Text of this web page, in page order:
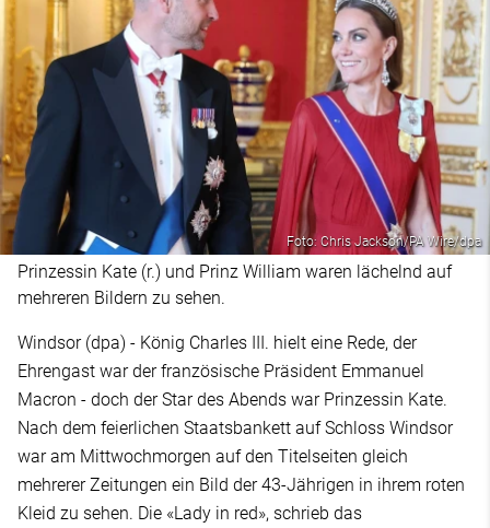
Foto: Chris Jackson/PA Wire/dpa
Prinzessin Kate (r.) und Prinz William waren lächelnd auf
mehreren Bildern zu sehen.
Windsor (dpa) - König Charles III. hielt eine Rede, der
Ehrengast war der französische Präsident Emmanuel
Macron - doch der Star des Abends war Prinzessin Kate.
Nach dem feierlichen Staatsbankett auf Schloss Windsor
war am Mittwochmorgen auf den Titelseiten gleich
mehrerer Zeitungen ein Bild der 43-Jährigen in ihrem roten
Kleid zu sehen. Die «Lady in red», schrieb das